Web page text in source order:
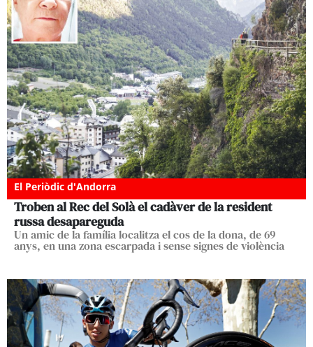
El Periòdic d'Andorra
Troben al Rec del Solà el cadàver de la resident
russa desapareguda
Un amic de la família localitza el cos de la dona, de 69
anys, en una zona escarpada i sense signes de violència